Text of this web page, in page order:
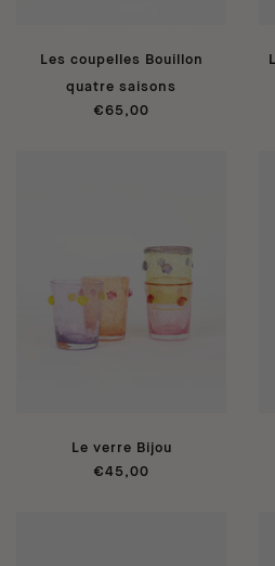
Les coupelles Bouillon
quatre saisons
€65,00
Le verre Bijou
€45,00